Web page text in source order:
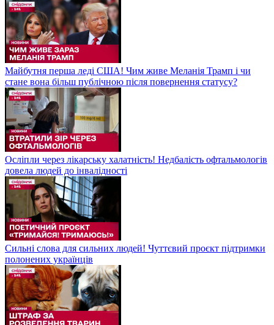
Майбутня перша леді США! Чим живе Меланія Трамп і чи
стане вона більш публічною після повернення статусу?
Осліпли через лікарську халатність! Недбалість офтальмологів
довела людей до інвалідності
Сильні слова для сильних людей! Чуттєвий проєкт підтримки
полонених українців